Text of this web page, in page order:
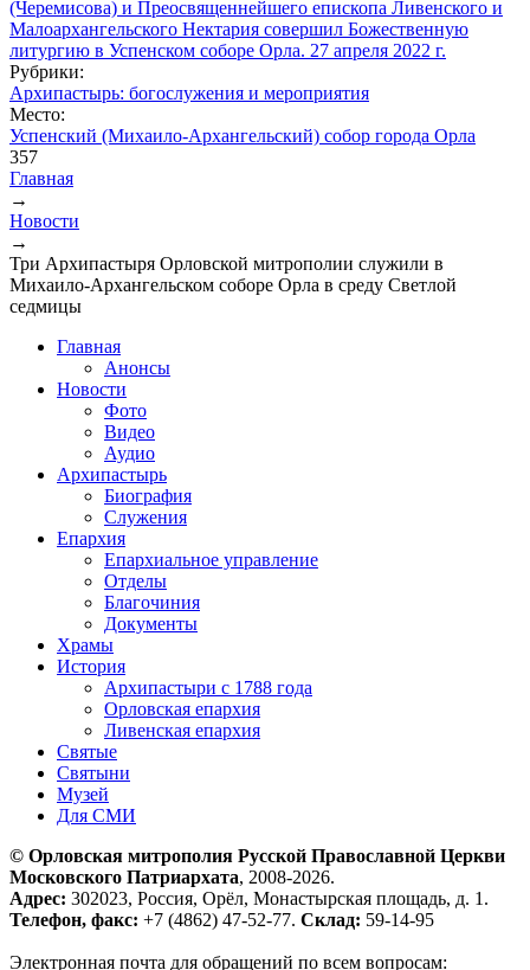
Рубрики:
Архипастырь: богослужения и мероприятия
Место:
Успенский (Михаило-Архангельский) собор города Орла
357
Вы здесь
Главная
→
Новости
→
Три Архипастыря Орловской митрополии служили в
Михаило-Архангельском соборе Орла в среду Светлой
седмицы
Главная
Анонсы
Новости
Фото
Видео
Аудио
Архипастырь
Биография
Служения
Епархия
Епархиальное управление
Отделы
Благочиния
Документы
Храмы
История
Архипастыри с 1788 года
Орловская епархия
Ливенская епархия
Святые
Святыни
Музей
Для СМИ
© Орловская митрополия Русской Православной Церкви
Московского Патриархата, 2008-2026.
Адрес: 302023, Россия, Орёл, Монастырская площадь, д. 1.
Телефон, факс: +7 (4862) 47-52-77. Склад: 59-14-95
Электронная почта для обращений по всем вопросам: